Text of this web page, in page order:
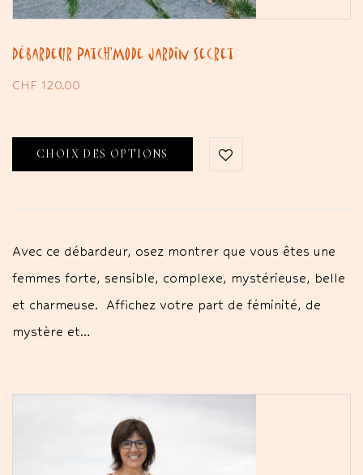
Débardeur Patch’Mode Jardin Secret
CHF 120.00
CHOIX DES OPTIONS
Avec ce débardeur, osez montrer que vous êtes une
femmes forte, sensible, complexe, mystérieuse, belle
et charmeuse. Affichez votre part de féminité, de
mystère et…